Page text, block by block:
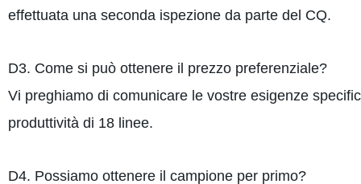
effettuata una seconda ispezione da parte del CQ.
D3. Come si può ottenere il prezzo preferenziale?
Vi preghiamo di comunicare le vostre esigenze
produttività di 18 linee.
D4. Possiamo ottenere il campione per primo?